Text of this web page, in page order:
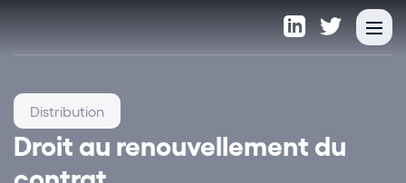
Droit au renouvellement du
Distribution